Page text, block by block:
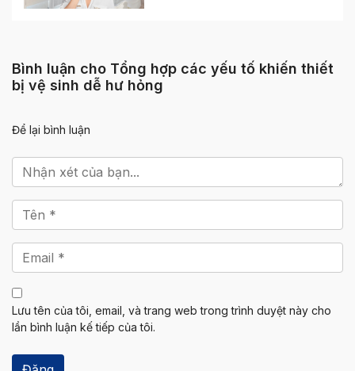
Bình luận cho Tổng hợp các yếu tố khiến thiết
bị vệ sinh dễ hư hỏng
Để lại bình luận
Lưu tên của tôi, email, và trang web trong trình duyệt này cho
lần bình luận kế tiếp của tôi.